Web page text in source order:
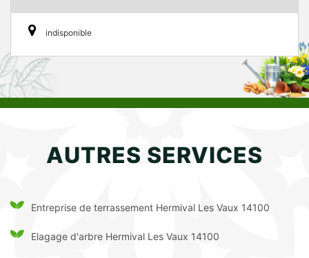
indisponible
AUTRES SERVICES
Entreprise de terrassement Hermival Les Vaux 14100
Elagage d'arbre Hermival Les Vaux 14100